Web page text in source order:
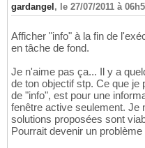
gardangel , le 27/07/2011 à
Afficher "info" à la fin de
en tâche de fond.
Je n'aime pas ça... Il y a
de ton objectif stp. Ce que je
de "info", est pour une
fenêtre active seulement. Je
solutions proposées sont
Pourrait devenir un